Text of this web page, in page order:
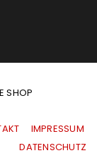
SHOP
IMPRESSUM
|DATENSCHUTZ